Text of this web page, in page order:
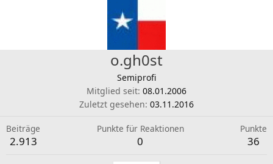
o.gh0st
Semiprofi
Mitglied seit 08.01.2006
Zuletzt gesehen 03.11.2016
Beiträge
2.913
Punkte für Reaktionen
0
Punkte
36